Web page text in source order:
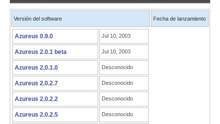
Versión del software Fecha de lanzamiento
Azureus 0.9.0 Jul 10, 2003
Azureus 2.0.1 beta Jul 10, 2003
Azureus 2.0.1.0 Desconocido
Azureus 2.0.2.7 Desconocido
Azureus 2.0.2.2 Desconocido
Azureus 2.0.2.5 Desconocido